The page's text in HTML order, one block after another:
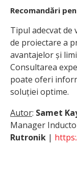
Recomandări
Tipul adecvat
de proiectare a
avantajelor și
Consultarea
poate oferi
soluției optime.
Autor: Samet
Manager
Rutronik |